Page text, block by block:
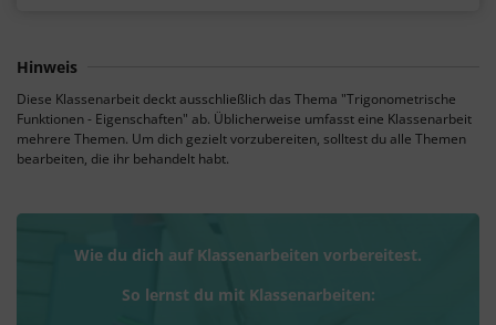
Hinweis
Diese Klassenarbeit deckt ausschließlich das Thema "Trigonometrische
Funktionen - Eigenschaften" ab. Üblicherweise umfasst eine Klassenarbeit
mehrere Themen. Um dich gezielt vorzubereiten, solltest du alle Themen
bearbeiten, die ihr behandelt habt.
Wie du dich auf Klassenarbeiten vorbereitest.
So lernst du mit Klassenarbeiten: